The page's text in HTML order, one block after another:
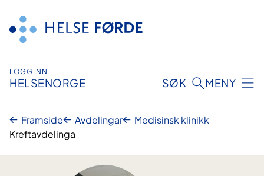
innhald
LOGG INN
HELSENORGE SØK MENY
Framside Avdelingar
Medisinsk klinikk
Kreftavdelinga